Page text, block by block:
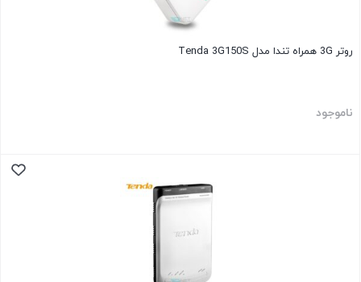
روتر 3G همراه تندا مدل Tenda 3G150S
ناموجود